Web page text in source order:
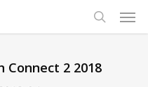
search
Connect 2 2018